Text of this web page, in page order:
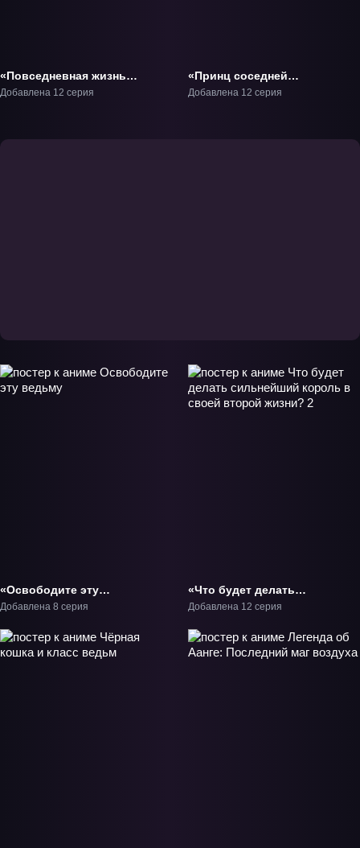
«Повседневная жизнь
одинокого
Добавлена 12 серия
«Принц соседней
страны обожает
Добавлена 12 серия
«Освободите эту
ведьму» ТВ-1
Добавлена 8 серия
«Что будет делать
сильнейший король в
ТВ-2
Добавлена 12 серия